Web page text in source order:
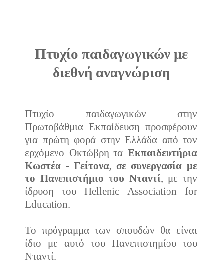
Πτυχίο παιδαγωγικών με
διεθνή αναγνώριση
Πτυχίο παιδαγωγικών στην
Πρωτοβάθμια Εκπαίδευση προσφέρουν
για πρώτη φορά στην Ελλάδα από τον
ερχόμενο Οκτώβρη τα Εκπαιδευτήρια
Κωστέα - Γείτονα, σε συνεργασία με
το Πανεπιστήμιο του Νταντί, με την
ίδρυση του Hellenic Association for
Education.
Το πρόγραμμα των σπουδών θα είναι
ίδιο με αυτό του Πανεπιστημίου του
Νταντί.